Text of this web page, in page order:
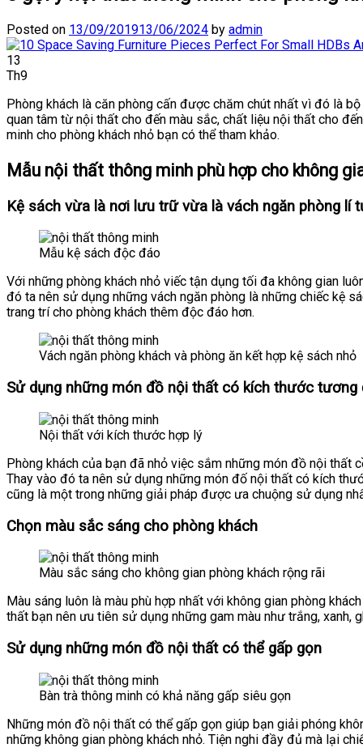
Posted on 13/09/201913/06/2024 by admin
13
Th9
Phòng khách là căn phòng cấn được chăm chút nhất vì đó là
quan tâm từ nội thất cho đến màu sắc, chất liệu nội thất cho
minh cho phòng khách nhỏ bạn có thể tham khảo.
Mẫu nội thất thông minh phù hợp cho không
Kệ sách vừa là nơi lưu trữ vừa là vách ngăn phòng lí
Mẫu kệ sách độc đáo
Với những phòng khách nhỏ viếc tận dụng tối đa không gian
đó ta nên sử dụng những vách ngăn phòng là những chiếc kệ
trang trí cho phòng khách thêm độc đáo hơn.
Vách ngăn phòng khách và phòng ăn kết hợp kệ sách nhỏ
Sử dụng những món đồ nội thất có kích thước tương
Nội thất với kích thước hợp lý
Phòng khách của bạn đã nhỏ việc sắm những món đồ nội thất
Thay vào đó ta nên sử dụng những món đố nội thất có kích
cũng là một trong những giải pháp được ưa chuộng sử dụng
Chọn màu sắc sáng cho phòng khách
Màu sắc sáng cho không gian phòng khách rộng rãi
Màu sáng luôn là màu phù hợp nhất với không gian phòng
thất bạn nên ưu tiên sử dụng những gam màu như trắng, xanh,
Sử dụng những món đồ nội thất có thể gấp gọn
Bàn trà thông minh có khả năng gấp siêu gọn
Những món đồ nội thất có thể gấp gọn giúp bạn giải phóng
những không gian phòng khách nhỏ. Tiện nghi đầy đủ mà lại